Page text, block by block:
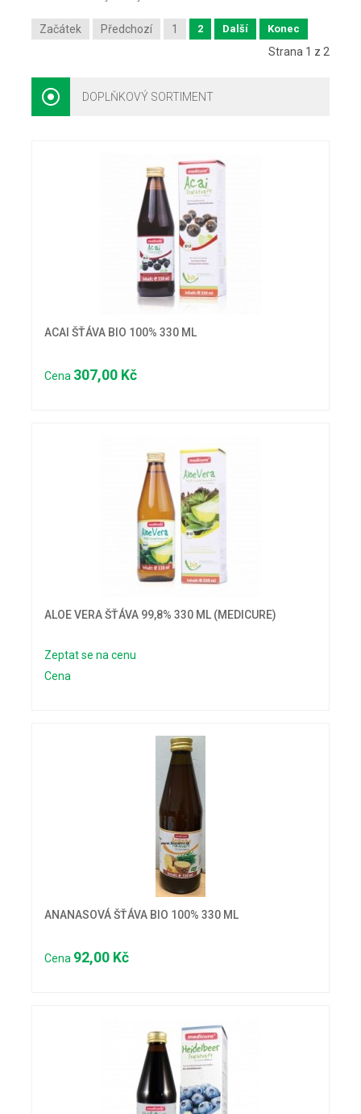
Začátek Předchozí 1 2 Další Konec
Strana 1 z 2
DOPLŇKOVÝ SORTIMENT
ACAI ŠŤÁVA BIO 100% 330 ML
Cena 307,00 Kč
ALOE VERA ŠŤÁVA 99,8% 330 ML (MEDICURE)
Zeptat se na cenu
Cena
ANANASOVÁ ŠŤÁVA BIO 100% 330 ML
Cena 92,00 Kč